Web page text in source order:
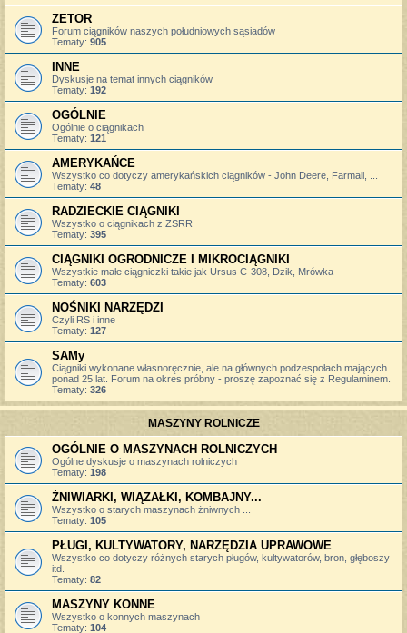
ZETOR
Forum ciągników naszych południowych sąsiadów
Tematy: 905
INNE
Dyskusje na temat innych ciągników
Tematy: 192
OGÓLNIE
Ogólnie o ciągnikach
Tematy: 121
AMERYKAŃCE
Wszystko co dotyczy amerykańskich ciągników - John Deere, Farmall, ...
Tematy: 48
RADZIECKIE CIĄGNIKI
Wszystko o ciągnikach z ZSRR
Tematy: 395
CIĄGNIKI OGRODNICZE I MIKROCIĄGNIKI
Wszystkie małe ciągniczki takie jak Ursus C-308, Dzik, Mrówka
Tematy: 603
NOŚNIKI NARZĘDZI
Czyli RS i inne
Tematy: 127
SAMy
Ciągniki wykonane własnoręcznie, ale na głównych podzespołach mających
ponad 25 lat. Forum na okres próbny - proszę zapoznać się z Regulaminem.
Tematy: 326
MASZYNY ROLNICZE
OGÓLNIE O MASZYNACH ROLNICZYCH
Ogólne dyskusje o maszynach rolniczych
Tematy: 198
ŻNIWIARKI, WIĄZAŁKI, KOMBAJNY...
Wszystko o starych maszynach żniwnych ...
Tematy: 105
PŁUGI, KULTYWATORY, NARZĘDZIA UPRAWOWE
Wszystko co dotyczy różnych starych pługów, kultywatorów, bron, głęboszy
itd.
Tematy: 82
MASZYNY KONNE
Wszystko o konnych maszynach
Tematy: 104